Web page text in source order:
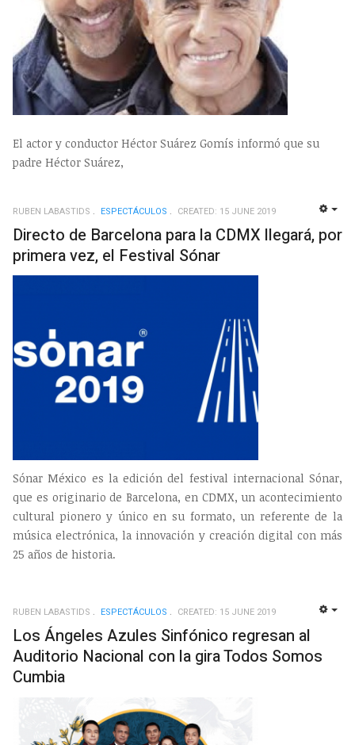
El actor y conductor Héctor Suárez Gomís informó que su
padre Héctor Suárez,
RUBEN LABASTIDS ESPECTÁCULOS CREATED: 15 JUNE 2019
Directo de Barcelona para la CDMX llegará, por
primera vez, el Festival Sónar
Sónar México es la edición del festival internacional Sónar,
que es originario de Barcelona, en CDMX, un acontecimiento
cultural pionero y único en su formato, un referente de la
música electrónica, la innovación y creación digital con más
25 años de historia.
RUBEN LABASTIDS ESPECTÁCULOS CREATED: 15 JUNE 2019
Los Ángeles Azules Sinfónico regresan al
Auditorio Nacional con la gira Todos Somos
Cumbia